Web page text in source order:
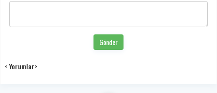
Gönder
< Yorumlar>